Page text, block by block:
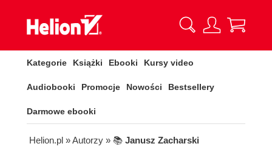
Kategorie Książki Ebooki Kursy video
Audiobooki Promocje Nowości Bestsellery
Darmowe ebooki
Helion.pl » Autorzy » 📚 Janusz Zacharski